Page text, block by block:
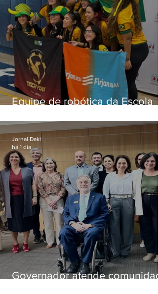
Equipe de robótica da Escola
prêmio internacional nos EUA
Governador atende
Jornal Daki
há 1 dia